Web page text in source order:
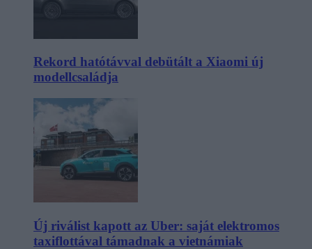
Rekord hatótávval debütált a Xiaomi új
modellcsaládja
Új riválist kapott az Uber: saját elektromos
taxiflottával támadnak a vietnámiak